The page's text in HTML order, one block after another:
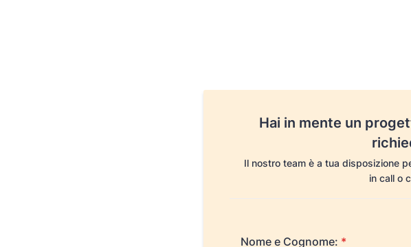
Hai in mente un
Il nostro team è a tua disposizione
in call o
Nome e Cognome: *